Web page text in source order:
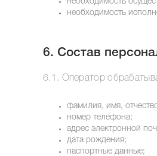
необходимость
6. Состав
6.1. Оператор
фамилия, имя,
номер телефона;
адрес электронной
дата рождения;
паспортные данные;